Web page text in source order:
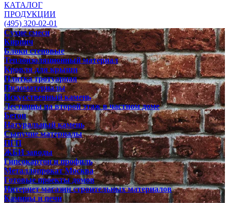
КАТАЛОГ
ПРОДУКЦИИ
(495) 320-02-01
Сухие смеси
Кирпич
Блоки стеновые
Теплоизоляционный материал
Кровля для крыши
Плитка тротуарная
Пиломатериалы
Искусственный камень
Лестницы на второй этаж в частном доме
Бетон
Натуральный камень
Сыпучие материалы
ПГП
ЖБИ заводы
Гипсокартон и профиль
Металлопрокат Москва
Готовые проекты домов
Интернет магазин строительных материалов
Камины и печи